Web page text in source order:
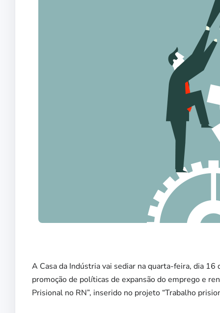
A Casa da Indústria vai sediar na quarta-feira, dia
promoção de políticas de expansão do emprego e
Prisional no RN”, inserido no projeto “Trabalho